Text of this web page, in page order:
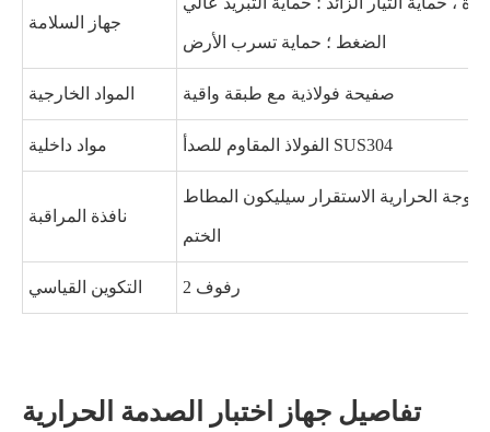
جهاز السلامة
الضغط ؛ حماية تسرب الأرض
المواد الخارجية صفيحة فولاذية مع طبقة واقية
مواد داخلية الفولاذ المقاوم للصدأ SUS304
نافذة المراقبة
الحرارية الاستقرار سيليكون المطاط
الختم
التكوين القياسي 2 رفوف
تفاصيل جهاز اختبار الصدمة الحرارية